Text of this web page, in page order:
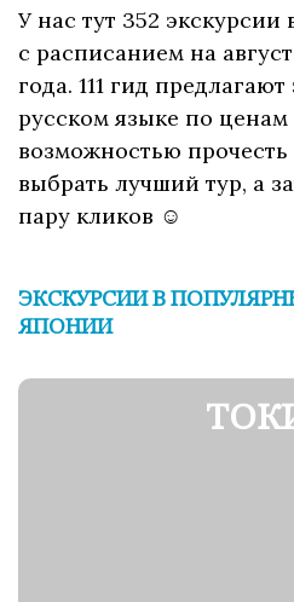
У нас тут 352
с расписанием на
года. 111 гид
русском языке по ценам
возможностью
выбрать лучший тур, а
пару кликов ☺
ЭКСКУРСИИ В
ЯПОНИИ